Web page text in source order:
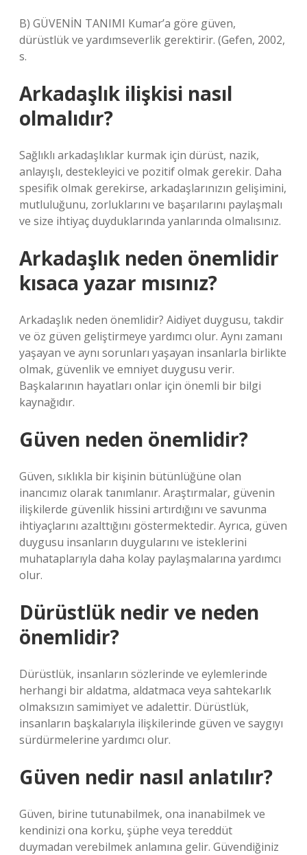
B) GÜVENİN TANIMI Kumar’a göre güven,
dürüstlük ve yardımseverlik gerektirir. (Gefen, 2002,
s.
Arkadaşlık ilişkisi nasıl
olmalıdır?
Sağlıklı arkadaşlıklar kurmak için dürüst, nazik,
anlayışlı, destekleyici ve pozitif olmak gerekir. Daha
spesifik olmak gerekirse, arkadaşlarınızın gelişimini,
mutluluğunu, zorluklarını ve başarılarını paylaşmalı
ve size ihtiyaç duyduklarında yanlarında olmalısınız.
Arkadaşlık neden önemlidir
kısaca yazar mısınız?
Arkadaşlık neden önemlidir? Aidiyet duygusu, takdir
ve öz güven geliştirmeye yardımcı olur. Aynı zamanı
yaşayan ve aynı sorunları yaşayan insanlarla birlikte
olmak, güvenlik ve emniyet duygusu verir.
Başkalarının hayatları onlar için önemli bir bilgi
kaynağıdır.
Güven neden önemlidir?
Güven, sıklıkla bir kişinin bütünlüğüne olan
inancımız olarak tanımlanır. Araştırmalar, güvenin
ilişkilerde güvenlik hissini artırdığını ve savunma
ihtiyaçlarını azalttığını göstermektedir. Ayrıca, güven
duygusu insanların duygularını ve isteklerini
muhataplarıyla daha kolay paylaşmalarına yardımcı
olur.
Dürüstlük nedir ve neden
önemlidir?
Dürüstlük, insanların sözlerinde ve eylemlerinde
herhangi bir aldatma, aldatmaca veya sahtekarlık
olmaksızın samimiyet ve adalettir. Dürüstlük,
insanların başkalarıyla ilişkilerinde güven ve saygıyı
sürdürmelerine yardımcı olur.
Güven nedir nasıl anlatılır?
Güven, birine tutunabilmek, ona inanabilmek ve
kendinizi ona korku, şüphe veya tereddüt
duymadan verebilmek anlamına gelir. Güvendiğiniz